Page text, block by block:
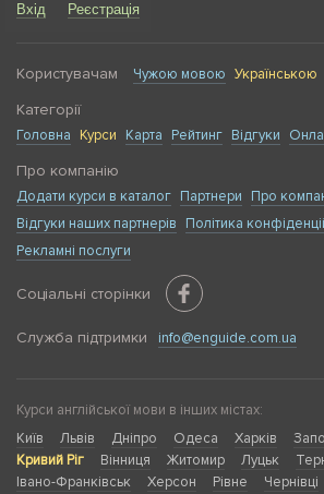
Вхід Реєстрація
Користувачам Чужою мовою Українською
Категорії
Головна Курси Карта Рейтинг Відгуки
Про компанію
Додати курси в каталог Партнери Про
Відгуки наших партнерів
Політика
Рекламні послуги
Соціальні сторінки
Служба підтримки info@enguide.com.ua
Курси англійської мови в інших містах:
Київ
Львів Дніпро Одеса Харків
Кривий Ріг
Вінниця Житомир Луцьк
Івано-Франківськ
Херсон Рівне Чернівці